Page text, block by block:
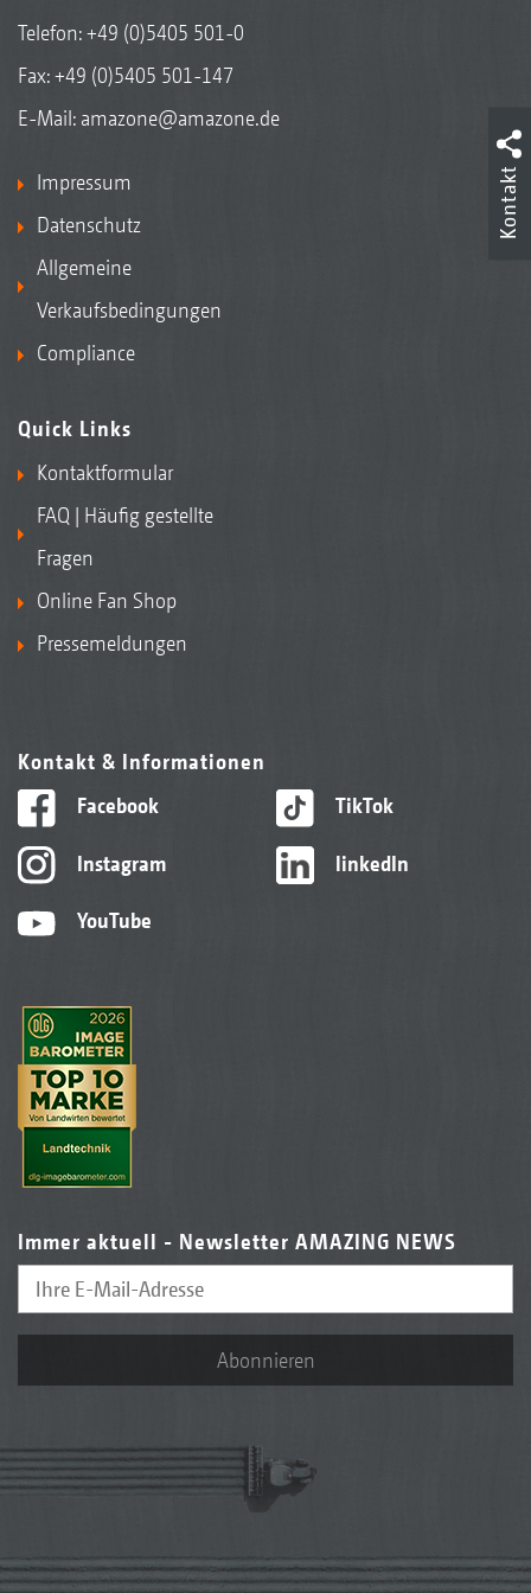
Telefon:+49 (0)5405 501-0
Fax: +49 (0)5405 501-147
E-Mail: amazone@amazone.de
Impressum
Datenschutz
Allgemeine
Verkaufsbedingungen
Compliance
Quick Links
Kontaktformular
FAQ | Häufig gestellte
Fragen
Online Fan Shop
Pressemeldungen
Kontakt & Informationen
Facebook
Instagram
YouTube
TikTok
linkedIn
Immer aktuell - Newsletter AMAZING NEWS
Abonnieren
Kontakt